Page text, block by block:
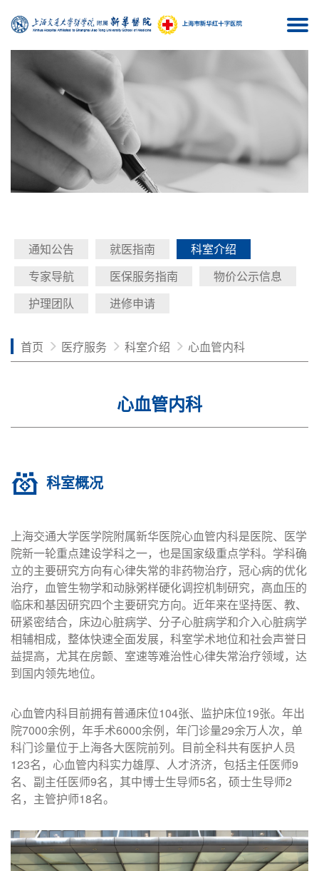
通知公告 就医指南
科室介绍
专家导航
医保服务指南
物价公示信息
护理团队
进修申请
首页 医疗服务 科室介绍 心血管内科
心血管内科
科室概况
上海交通大学医学院附属新华医院心血管内科是医院、医学
院新一轮重点建设学科之一，也是国家级重点学科。学科确
立的主要研究方向有心律失常的非药物治疗，冠心病的优化
治疗，血管生物学和动脉粥样硬化调控机制研究，高血压的
临床和基因研究四个主要研究方向。近年来在坚持医、教、
研紧密结合，床边心脏病学、分子心脏病学和介入心脏病学
相辅相成，整体快速全面发展，科室学术地位和社会声誉日
益提高，尤其在房颤、室速等难治性心律失常治疗领域，达
到国内领先地位。
心血管内科目前拥有普通床位104张、监护床位19张。年出
院7000余例，年手术6000余例，年门诊量29余万人次，单
科门诊量位于上海各大医院前列。目前全科共有医护人员
123名，心血管内科实力雄厚、人才济济，包括主任医师9
名、副主任医师9名，其中博士生导师5名，硕士生导师2
名，主管护师18名。